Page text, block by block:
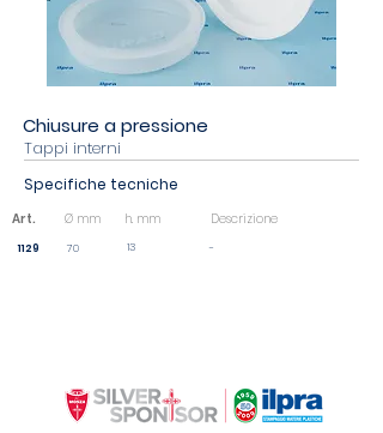
Chiusure a pressione
Tappi interni
Specifiche tecniche
Art.
1129
Ø mm h. mm Descrizione
70 13 -